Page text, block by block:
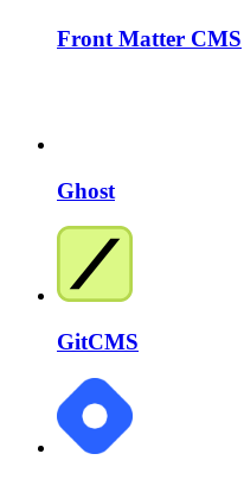
Front Matter CMS
Ghost
GitCMS